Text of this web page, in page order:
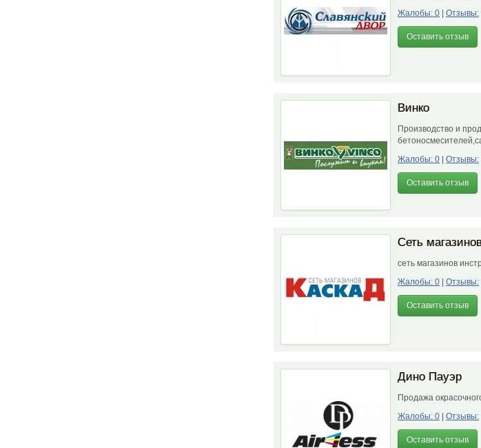
Жалобы: 0
Отзывы:
Оставить отзыв
Винко
Производство и
Жалобы: 0
Отзывы:
Оставить отзыв
Сеть
сеть магазинов
Жалобы: 0
Отзывы:
Оставить отзыв
Дино Пауэр
Продажа
Жалобы: 0
Отзывы:
Оставить отзыв